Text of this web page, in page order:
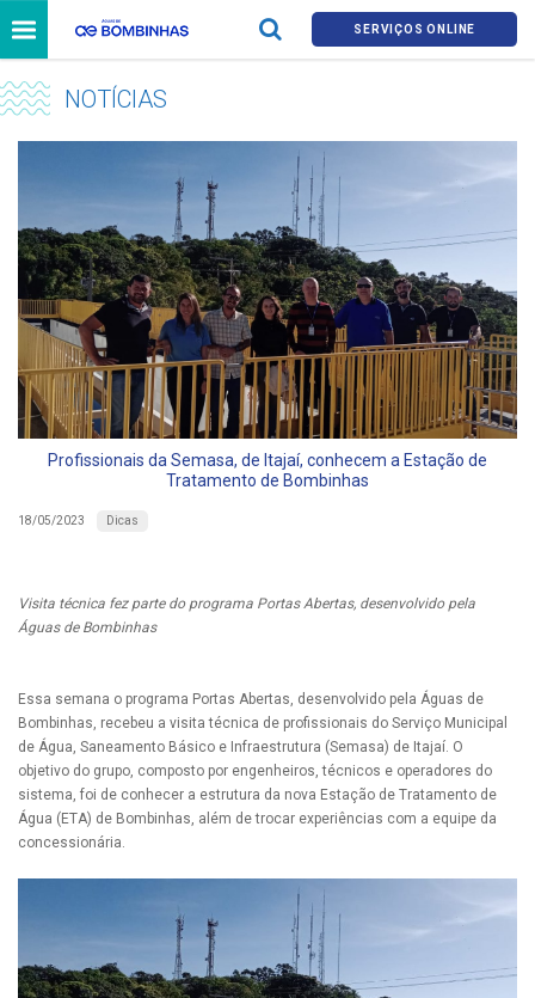
SERVIÇOS ONLINE
NOTÍCIAS
Profissionais da Semasa, de Itajaí, conhecem a Estação de
Tratamento de Bombinhas
18/05/2023 Dicas
Visita técnica fez parte do programa Portas Abertas, desenvolvido pela
Águas de Bombinhas
Essa semana o programa Portas Abertas, desenvolvido pela Águas de
Bombinhas, recebeu a visita técnica de profissionais do Serviço Municipal
de Água, Saneamento Básico e Infraestrutura (Semasa) de Itajaí. O
objetivo do grupo, composto por engenheiros, técnicos e operadores do
sistema, foi de conhecer a estrutura da nova Estação de Tratamento de
Água (ETA) de Bombinhas, além de trocar experiências com a equipe da
concessionária.